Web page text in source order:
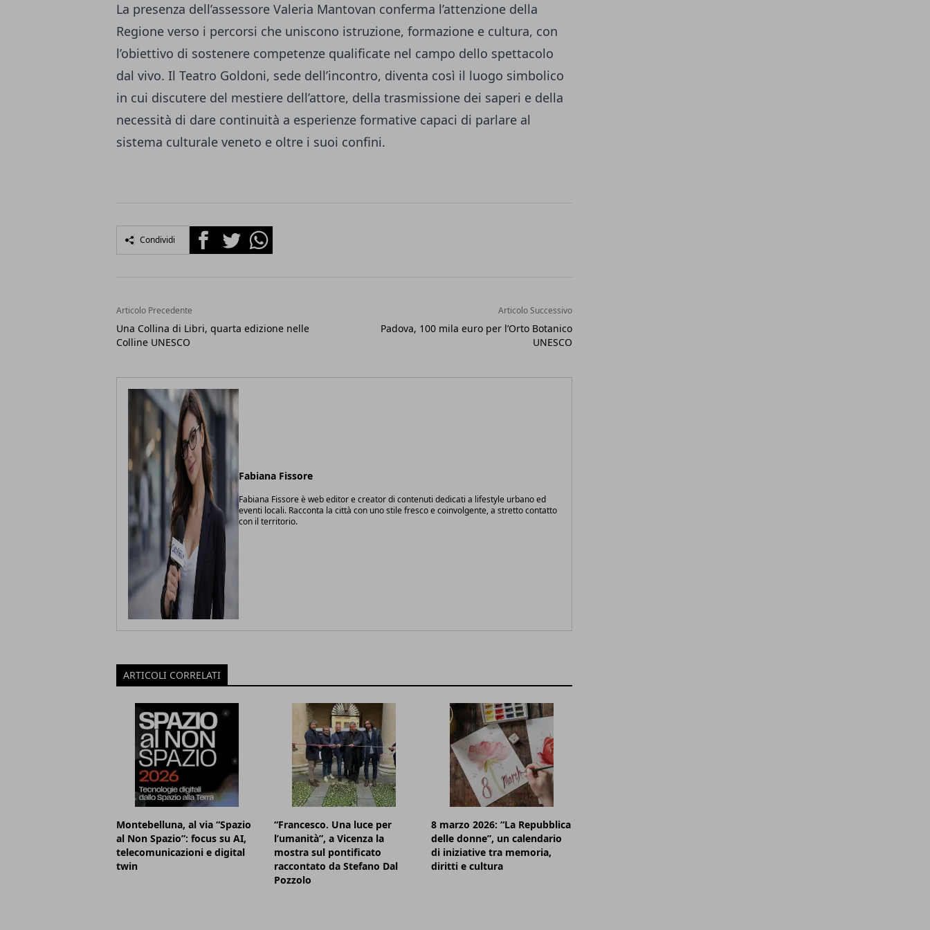
La presenza dell’assessore Valeria Mantovan conferma l’attenzione della
Regione verso i percorsi che uniscono istruzione, formazione e cultura, con
l’obiettivo di sostenere competenze qualificate nel campo dello spettacolo
dal vivo. Il Teatro Goldoni, sede dell’incontro, diventa così il luogo simbolico
in cui discutere del mestiere dell’attore, della trasmissione dei saperi e della
necessità di dare continuità a esperienze formative capaci di parlare al
sistema culturale veneto e oltre i suoi confini.
Condividi FacebookTwitterWhatsapp
Articolo Precedente
Una Collina di Libri, quarta edizione nelle
Colline UNESCO
Articolo Successivo
Padova, 100 mila euro per l’Orto Botanico
UNESCO
Fabiana Fissore
Fabiana Fissore è web editor e creator di contenuti dedicati a lifestyle urbano ed
eventi locali. Racconta la città con uno stile fresco e coinvolgente, a stretto contatto
con il territorio.
ARTICOLI CORRELATI
Montebelluna, al via “Spazio
al Non Spazio”: focus su AI,
telecomunicazioni e digital
twin
“Francesco. Una luce per
l’umanità”, a Vicenza la
mostra sul pontificato
raccontato da Stefano Dal
Pozzolo
8 marzo 2026: “La Repubblica
delle donne”, un calendario
di iniziative tra memoria,
diritti e cultura